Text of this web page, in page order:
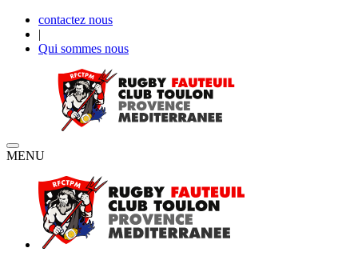
contactez nous
|
Qui sommes nous
MENU